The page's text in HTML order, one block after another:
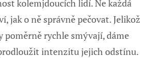
kolemjdoucích lidí. Ne každá
jak o ně správně pečovat. Jelikož
poměrně rychle smývají, dáme
intenzitu jejich odstínu.